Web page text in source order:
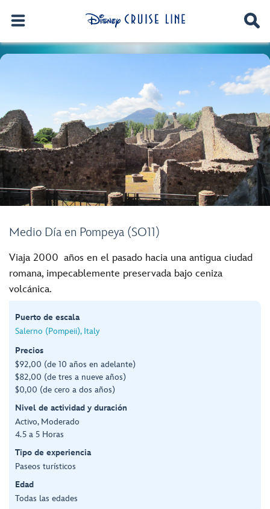
Medio Día en Pompeya (SO11)
Viaja 2000 años en el pasado hacia una antigua ciudad
romana, impecablemente preservada bajo ceniza
volcánica.
Puerto de escala
Salerno (Pompeii), Italy
Precios
$92,00 (de 10 años en adelante)
$82,00 (de tres a nueve años)
$0,00 (de cero a dos años)
Nivel de actividad y duración
Activo, Moderado
4.5 a 5 Horas
Tipo de experiencia
Paseos turísticos
Edad
Todas las edades